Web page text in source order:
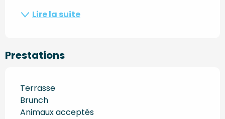
Lire la suite
Prestations
Terrasse
Brunch
Animaux acceptés